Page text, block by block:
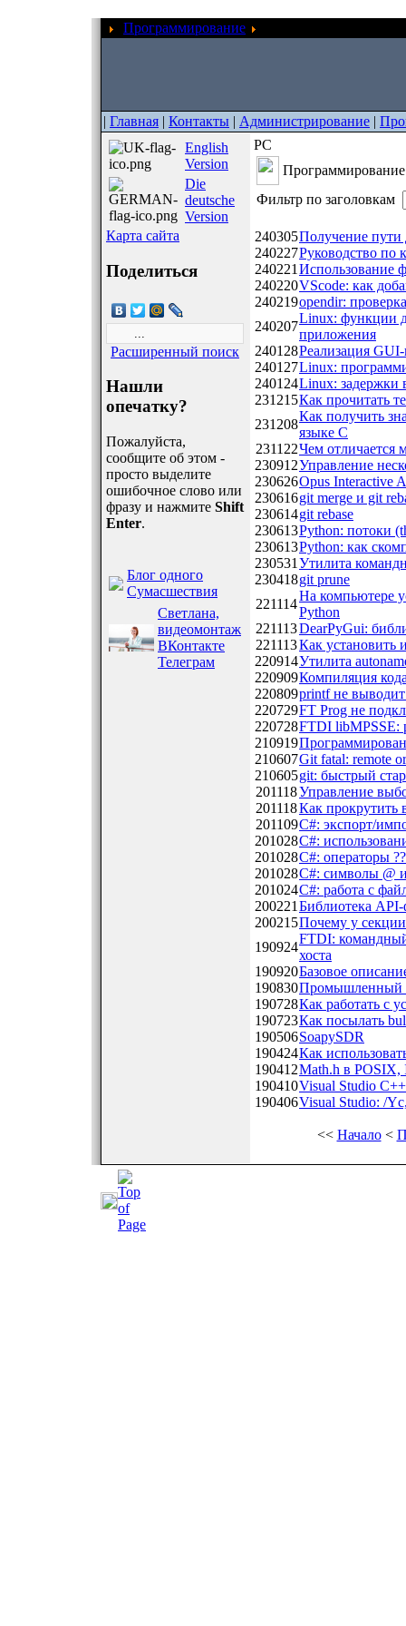
Программирование
| Главная | Контакты | Администрирование |
English
Version
Die
deutsche
Version
Карта сайта
Поделиться
Расширенный поиск
Нашли
опечатку?
Пожалуйста,
сообщите об этом -
просто выделите
ошибочное слово или
фразу и нажмите Shift
Enter.
Блог одного
Сумасшествия
Светлана,
видеомонтаж
ВКонтакте
Телеграм
PC
Фильтр по заголовкам
240305Получение
240227Руководство по
240221 Использование
240220VScode: как
240219opendir:
240207
Linux: функции
приложения
240128Реализация
240127Linux:
240124Linux: задержки
231215Как прочитать
231208
Как получить
языке C
231122Чем отличается
230912Управление
230626Opus Interactive
230616git merge и git
230614git rebase
230613Python: потоки
230613Python: как
230531 Утилита
230418git prune
221114
На компьютере
Python
221113DearPyGui:
221113Как установить
220914Утилита
220909Компиляция
220809printf не
220729FT Prog не
220728FTDI libMPSSE:
210919
210607Git fatal: remote
210605git: быстрый
201118Управление
201118Как прокрутить
201109C#: экспорт/
201028C#:
201028C#: операторы
201028C#: символы @
201024C#: работа с
200221 Библиотека
200215Почему у
190924
FTDI:
хоста
190920Базовое
190830Промышленный
190728Как работать с
190723Как посылать
190506SoapySDR
190424Как
190412Math.h в POSIX,
190410Visual Studio
190406Visual Studio: /
<< Начало<